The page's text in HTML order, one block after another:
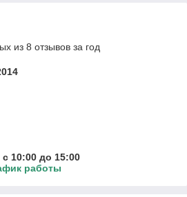
из 8 отзывов за год
10:00 до 15:00
работы